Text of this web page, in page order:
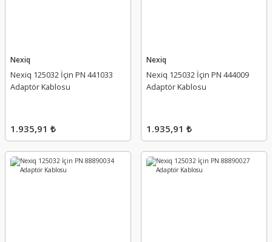
Nexiq
Nexiq 125032 İçin PN 441033
Adaptör Kablosu
1.935,91 ₺
Nexiq
Nexiq 125032 İçin PN 444009
Adaptör Kablosu
1.935,91 ₺